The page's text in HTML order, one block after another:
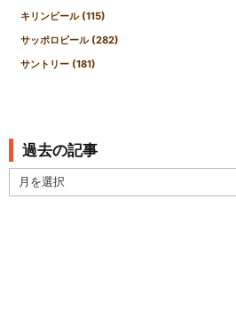
キリンビール (115)
サッポロビール (282)
サントリー (181)
過去の記事
去